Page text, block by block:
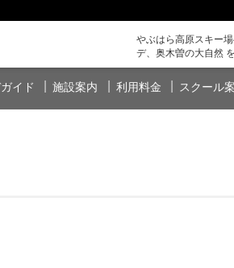
やぶはら高原スキー
デ、奥木曽の大自然
イド 施設案内 利用料金 スクール